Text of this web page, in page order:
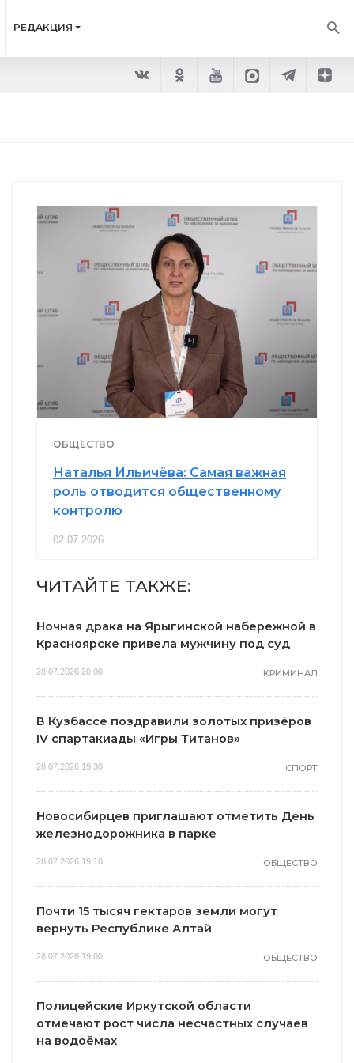
РЕДАКЦИЯ
ОБЩЕСТВО
Наталья Ильичёва: Самая важная
роль отводится общественному
контролю
02.07.2026
ЧИТАЙТЕ ТАКЖЕ:
Ночная драка на Ярыгинской набережной в
Красноярске привела мужчину под суд
28.07.2026 20:00 КРИМИНАЛ
В Кузбассе поздравили золотых призёров
IV спартакиады «Игры Титанов»
28.07.2026 19:30 СПОРТ
Новосибирцев приглашают отметить День
железнодорожника в парке
28.07.2026 19:10 ОБЩЕСТВО
Почти 15 тысяч гектаров земли могут
вернуть Республике Алтай
28.07.2026 19:00 ОБЩЕСТВО
Полицейские Иркутской области
отмечают рост числа несчастных случаев
на водоёмах